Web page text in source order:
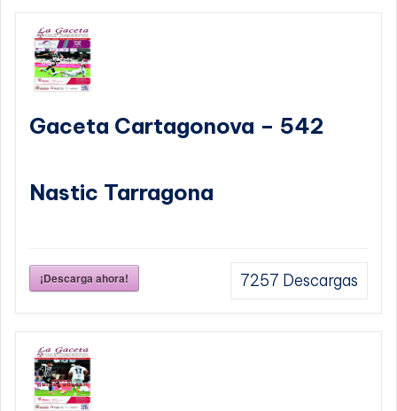
Gaceta Cartagonova – 542
Nastic Tarragona
¡Descarga ahora! 7257 Descargas